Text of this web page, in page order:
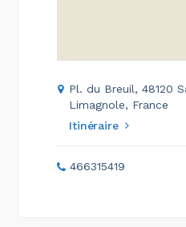
Pl. du Breuil, 48120
Limagnole, France
Itinéraire
466315419